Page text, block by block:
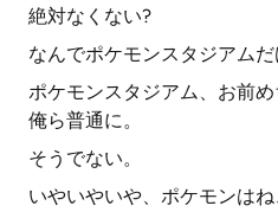
絶対なくない?
なんでポケモンスタジアムだ
ポケモンスタジアム、お前め
俺ら普通に。
そうでない。
いやいやいや、ポケモンは